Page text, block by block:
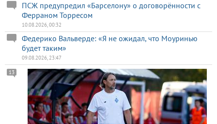
ПСЖ предупредил «Барселону» о договорённости с
Ферраном Торресом
10.08.2026, 00:32
Федерико Вальверде: «Я не ожидал, что Моуринью
будет таким»
09.08.2026, 23:47
13